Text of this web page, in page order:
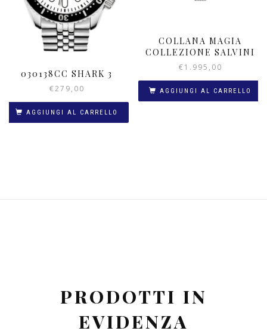
030138CC SHARK 3
€279,00
AGGIUNGI AL CARRELLO
COLLANA MAGIA
COLLEZIONE SALVINI
€1.995,00
AGGIUNGI AL CARRELLO
PRODOTTI IN
EVIDENZA